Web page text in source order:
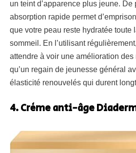
un teint d’apparence plus jeune. De
absorption rapide permet
que votre peau reste hydratée toute
sommeil. En l’utilisant
attendre à voir une amélioration
qu’un regain de jeunesse général
élasticité renouvelés qui durent
4. Crème anti-âge